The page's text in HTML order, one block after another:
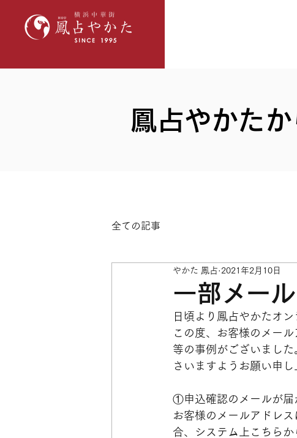
鳳占やかた
全ての記事
一部メー
やかた 鳳占 2021年2月10日
日頃より鳳占やかたオ
この度、お客様のメー
等の事例がございまし
さいますようお願い申し
①申込確認のメールが届
お客様のメールアドレ
合、システム上こちらか